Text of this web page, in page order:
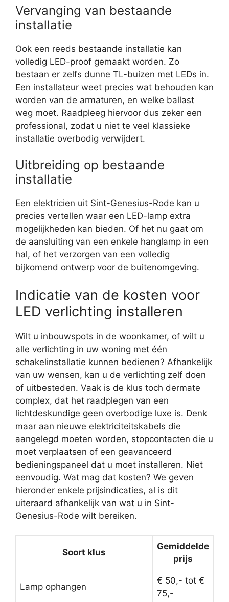
Vervanging van bestaande
installatie
Ook een reeds bestaande installatie kan
volledig LED-proof gemaakt worden. Zo
bestaan er zelfs dunne TL-buizen met LEDs in.
Een installateur weet precies wat behouden kan
worden van de armaturen, en welke ballast
weg moet. Raadpleeg hiervoor dus zeker een
professional, zodat u niet te veel klassieke
installatie overbodig verwijdert.
Uitbreiding op bestaande
installatie
Een elektricien uit Sint-Genesius-Rode kan u
precies vertellen waar een LED-lamp extra
mogelijkheden kan bieden. Of het nu gaat om
de aansluiting van een enkele hanglamp in een
hal, of het verzorgen van een volledig
bijkomend ontwerp voor de buitenomgeving.
Indicatie van de kosten voor
LED verlichting installeren
Wilt u inbouwspots in de woonkamer, of wilt u
alle verlichting in uw woning met één
schakelinstallatie kunnen bedienen? Afhankelijk
van uw wensen, kan u de verlichting zelf doen
of uitbesteden. Vaak is de klus toch dermate
complex, dat het raadplegen van een
lichtdeskundige geen overbodige luxe is. Denk
maar aan nieuwe elektriciteitskabels die
aangelegd moeten worden, stopcontacten die u
moet verplaatsen of een geavanceerd
bedieningspaneel dat u moet installeren. Niet
eenvoudig. Wat mag dat kosten? We geven
hieronder enkele prijsindicaties, al is dit
uiteraard afhankelijk van wat u in Sint-
Genesius-Rode wilt bereiken.
Soort klus
Gemiddelde
prijs
Lamp ophangen
€ 50,- tot €
75,-